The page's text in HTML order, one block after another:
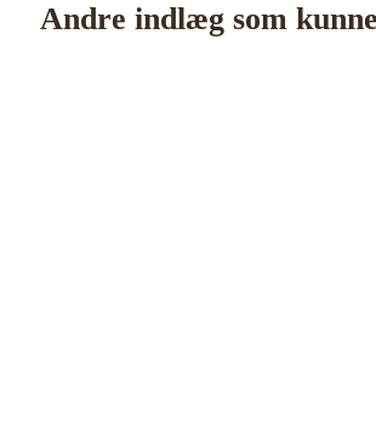
Andre indlæg som